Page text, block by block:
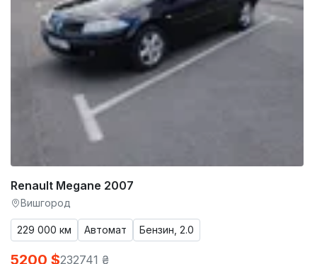
Renault Megane 2007
Вишгород
229 000 км Автомат Бензин, 2.0
5200 $232741 ₴